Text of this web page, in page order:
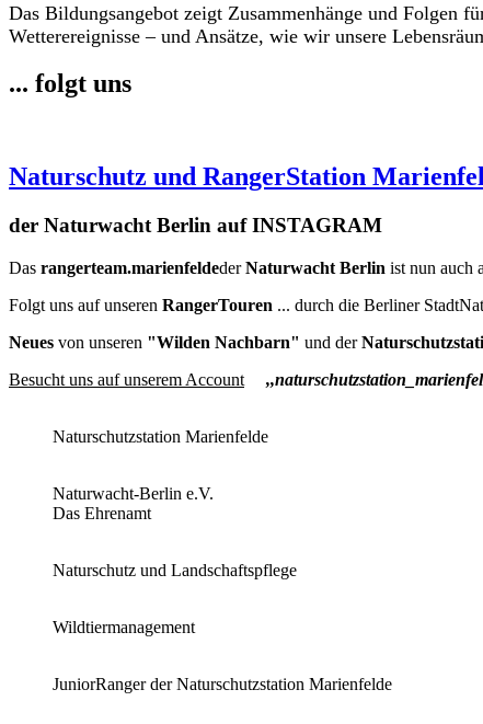
Das Bildungsangebot zeigt Zusammenhänge und Folgen
Wetterereignisse – und Ansätze, wie wir unsere
... folgt uns
Naturschutz und RangerStation
der Naturwacht Berlin auf INSTAGRAM
Das rangerteam.marienfeldederNaturwacht Berlin ist nun auch
Folgt uns auf unseren RangerTouren ... durch die Berliner
Neues von unseren "Wilden Nachbarn" und der
Besucht uns auf unserem Account
Naturschutzstation Marienfelde
Naturwacht-Berlin e.V.
Das Ehrenamt
Naturschutz und Landschaftspflege
Wildtiermanagement
JuniorRanger der Naturschutzstation Marienfelde